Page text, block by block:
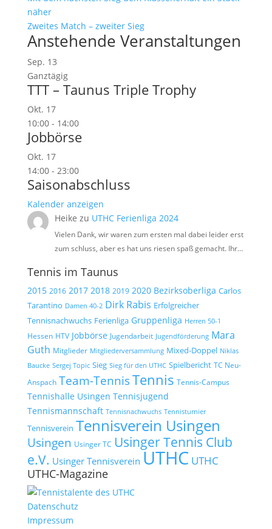
näher
Zweites Match – zweiter Sieg
Anstehende Veranstaltungen
Sep. 13
Ganztägig
TTT – Taunus Triple Trophy
Okt. 17
10:00- 14:00
Jobbörse
Okt. 17
14:00- 23:00
Saisonabschluss
Kalender anzeigen
Heike zu UTHC Ferienliga 2024
Vielen Dank, wir waren zum ersten mal dabei leider erst
zum schluss, aber es hat uns riesen spaß gemacht. Ihr…
Tennis im Taunus
2015 2016 2017 2018 2019 2020 Bezirksoberliga Carlos
Tarantino Damen 40-2 Dirk Rabis Erfolgreicher
Tennisnachwuchs Ferienliga Gruppenliga Herren 50-1
Hessen HTV Jobbörse Jugendarbeit Jugendförderung Mara
Guth Mitglieder Mitgliederversammlung Mixed-Doppel Niklas
Baucke Sergej Topic Sieg Sieg für den UTHC Spielbericht TC Neu-
Anspach Team-TennisTennis Tennis-Campus
Tennishalle Usingen Tennisjugend
Tennismannschaft Tennisnachwuchs Tennisturnier
Tennisverein Tennisverein Usingen
Usingen Usinger TC Usinger Tennis Club
e.V. Usinger Tennisverein UTHC UTHC
UTHC-Magazine
Datenschutz
Impressum